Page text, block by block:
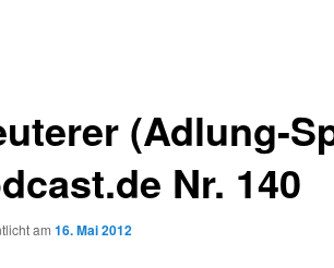
(Adlung-
Nr. 140
am 16. Mai 2012